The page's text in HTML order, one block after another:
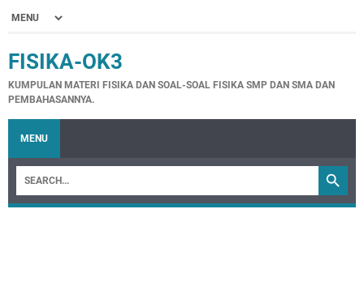
FISIKA-OK3
KUMPULAN MATERI FISIKA DAN SOAL-SOAL FISIKA SMP DAN SMA DAN
PEMBAHASANNYA.
MENU